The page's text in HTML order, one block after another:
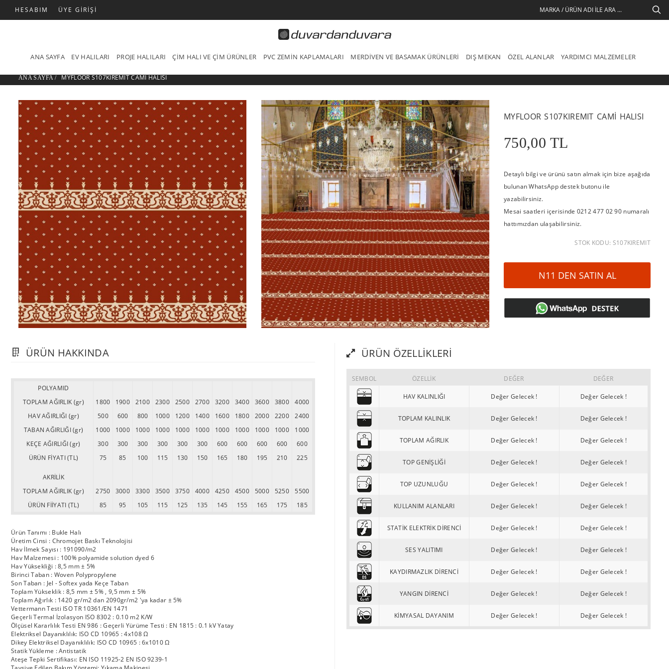
HESABIM ÜYE GIRIŞI
ANA SAYFA EV HALILARI PROJE HALILARI ÇIM HALI VE ÇIM ÜRÜNLER PVC ZEMIN KAPLAMALARI MERDIVEN VE BASAMAK ÜRÜNLERI DIŞ MEKAN ÖZEL ALANLAR YARDIMCI MALZEMELER
ANA SAYFA / MYFLOOR S107KIREMIT CAMI HALISI
MYFLOOR S107KIREMIT CAMI HALISI
750,00 TL
Detaylı bilgi ve ürünü satın almak için bize aşağıda
bulunan WhatsApp destek butonu ile
yazabilirsiniz.
Mesai saatleri içerisinde 0212 477 02 90 numaralı
hattımızdan ulaşabilirsiniz.
STOK KODU: S107KIREMIT
N11 DEN SATIN AL
ÜRÜN HAKKINDA
POLYAMID
TOPLAM AĞIRLIK (gr)
1800 1900 2100 2300 2500 2700 3200 3400 3600 3800
4000
HAV AĞIRLIĞI (gr)
500 600 800 1000 1200 1400 1600 1800 2000 2200
2400
TABAN AĞIRLIĞI (gr)
1000 1000 1000 1000 1000 1000 1000 1000 1000 1000
1000
KEÇE AĞIRLIĞI (gr)
300 300 300 300 300 300 600 600 600 600
600
ÜRÜN FİYATI (TL)
75 85 100 115 130 150 165 180 195 210 225
AKRİLİK
TOPLAM AĞIRLIK (gr)
2750 3000 3300 3500 3750 4000 4250 4500 5000 5250
5500
ÜRÜN FİİYATI (TL)
85 95 105 115 125 135 145 155 165 175 185
Ürün Tanımı : Bukle Halı
Üretim Cinsi : Chromojet Baskı Teknolojisi
Hav İlmek Sayısı : 191090/m2
Hav Malzemesi : 100% polyamide solution dyed 6
Hav Yüksekliği : 8,5 mm ± 5%
Birinci Taban : Woven Polypropylene
Son Taban : Jel - Softex yada Keçe Taban
Toplam Yükseklik : 8,5 mm ± 5% , 9,5 mm ± 5%
Toplam Ağırlık : 1420 gr/m2 dan 2090gr/m2 'ya kadar ± 5%
Vettermann Testi ISO TR 10361/EN 1471
Geçerli Termal İzolasyon ISO 8302 : 0.10 m2 K/W
Ölçüsel Kararlılık Testi EN 986 : Geçerli Yürüme Testi : EN 1815 : 0.1 kV Yatay
Elektriksel Dayanıklılık: ISO CD 10965 : 4x108 Ω
Dikey Elektriksel Dayanıklılık: ISO CD 10965 : 6x1010 Ω
Statik Yükleme : Antistatik
Ateşe Tepki Sertifikası: EN ISO 11925-2 EN ISO 9239-1
ÜRÜN ÖZELLIKLERI
SEMBOL ÖZELLİK DEĞER DEĞER
HAV KALINLIĞI Değer Gelecek ! Değer Gelecek !
TOPLAM KALINLIK Değer Gelecek ! Değer Gelecek !
TOPLAM AĞIRLIK Değer Gelecek ! Değer Gelecek !
TOP GENİŞLİĞİ Değer Gelecek ! Değer Gelecek !
TOP UZUNLUĞU Değer Gelecek ! Değer Gelecek !
KULLANIM ALANLARI Değer Gelecek ! Değer Gelecek !
STATİK ELEKTRİK DİRENCİ Değer Gelecek ! Değer Gelecek !
SES YALITIMI Değer Gelecek ! Değer Gelecek !
KAYDIRMAZLIK DİRENCİ Değer Gelecek ! Değer Gelecek !
YANGIN DİRENCİ Değer Gelecek ! Değer Gelecek !
KİMYASAL DAYANIM Değer Gelecek ! Değer Gelecek !